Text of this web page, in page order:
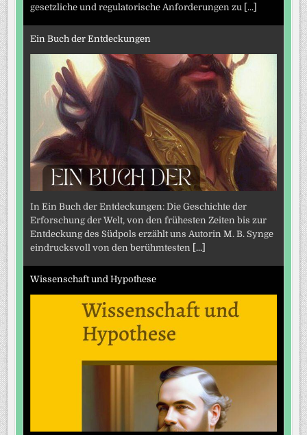
gesetzliche und regulatorische Anforderungen zu
[...]
Ein Buch der Entdeckungen
In Ein Buch der Entdeckungen: Die Geschichte der
Erforschung der Welt, von den frühesten Zeiten bis zur
Entdeckung des Südpols erzählt uns Autorin M. B. Synge
eindrucksvoll von den berühmtesten
[...]
Wissenschaft und Hypothese